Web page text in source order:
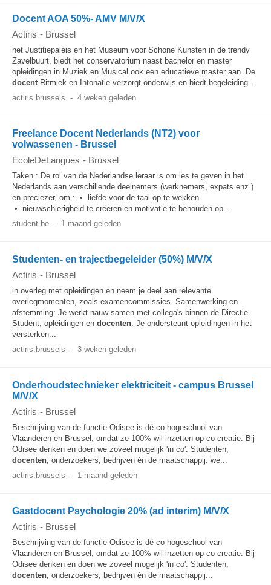
Docent AOA 50%- AMV M/V/X
Actiris - Brussel
het Justitiepaleis en het Museum voor Schone Kunsten in de trendy
Zavelbuurt, biedt het conservatorium naast bachelor en master
opleidingen in Muziek en Musical ook een educatieve master aan. De
docentRitmiek en Intonatie verzorgt onderwijs en biedt begeleiding...
actiris.brussels - 4 weken geleden
Freelance Docent Nederlands (NT2) voor
volwassenen - Brussel
EcoleDeLangues - Brussel
Taken : De rol van de Nederlandse leraar is om les te geven in het
Nederlands aan verschillende deelnemers (werknemers, expats enz.)
en preciezer, om : • liefde voor de taal op te wekken
• nieuwschierigheid te crëeren en motivatie te behouden op...
student.be - 1 maand geleden
Studenten- en trajectbegeleider (50%) M/V/X
Actiris - Brussel
in overleg met opleidingen en neem je deel aan relevante
overlegmomenten, zoals examencommissies. Samenwerking en
afstemming: Je werkt nauw samen met collega's binnen de Directie
Student, opleidingen en docenten. Je ondersteunt opleidingen in het
versterken...
actiris.brussels - 3 weken geleden
Onderhoudstechnieker elektriciteit - campus Brussel
M/V/X
Actiris - Brussel
Beschrijving van de functie Odisee is dé co-hogeschool van
Vlaanderen en Brussel, omdat ze 100% wil inzetten op co-creatie. Bij
Odisee denken en doen we zoveel mogelijk 'in co'. Studenten,
docenten, onderzoekers, bedrijven én de maatschappij: we...
actiris.brussels - 1 maand geleden
Gastdocent Psychologie 20% (ad interim) M/V/X
Actiris - Brussel
Beschrijving van de functie Odisee is dé co-hogeschool van
Vlaanderen en Brussel, omdat ze 100% wil inzetten op co-creatie. Bij
Odisee denken en doen we zoveel mogelijk 'in co'. Studenten,
docenten, onderzoekers, bedrijven én de maatschappij...